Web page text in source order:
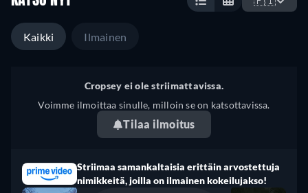
Kaikki Ilmainen
Cropsey ei ole striimattavissa.
Voimme ilmoittaa sinulle, milloin se on katsottavissa.
Tilaa ilmoitus
Striimaa samankaltaisia erittäin arvostettuja
nimikkeitä, joilla on ilmainen kokeilujakso!